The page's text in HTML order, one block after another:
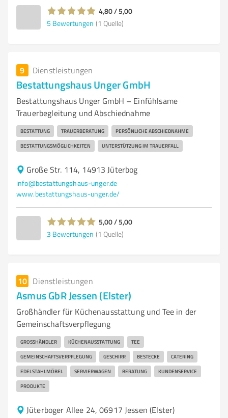
4,80 / 5,00
5 Bewertungen (1 Quelle)
9 Dienstleistungen
Bestattungshaus Unger GmbH
Bestattungshaus Unger GmbH – Einfühlsame
Trauerbegleitung und Abschiednahme
BESTATTUNG TRAUERBERATUNG PERSÖNLICHE ABSCHIEDNAHME
BESTATTUNGSMÖGLICHKEITEN UNTERSTÜTZUNG IM TRAUERFALL
Große Str. 114, 14913 Jüterbog
info@bestattungshaus-unger.de
www.bestattungshaus-unger.de/
5,00 / 5,00
3 Bewertungen (1 Quelle)
10 Dienstleistungen
Asmus GbR Jessen (Elster)
Großhändler für Küchenausstattung und Tee in der
Gemeinschaftsverpflegung
GROSSHÄNDLER KÜCHENAUSSTATTUNG TEE
GEMEINSCHAFTSVERPFLEGUNG GESCHIRR BESTECKE CATERING
EDELSTAHLMÖBEL SERVIERWAGEN BERATUNG KUNDENSERVICE
PRODUKTE
Jüterboger Allee 24, 06917 Jessen (Elster)